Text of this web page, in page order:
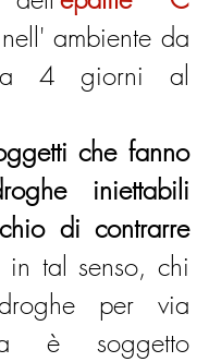
ambiente da
4 giorni al
che fanno
iniettabili
di contrarre
in tal senso, chi
per via
è soggetto